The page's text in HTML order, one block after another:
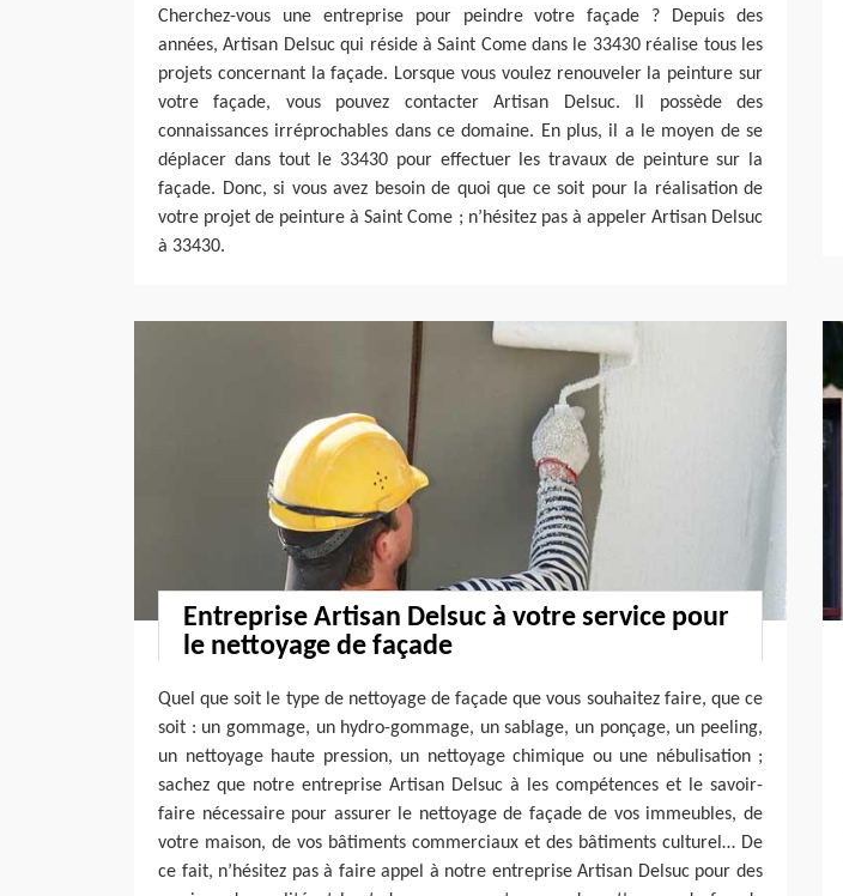
Cherchez-vous une entreprise pour peindre votre façade ? Depuis des
années, Artisan Delsuc qui réside à Saint Come dans le 33430 réalise tous les
projets concernant la façade. Lorsque vous voulez renouveler la peinture sur
votre façade, vous pouvez contacter Artisan Delsuc. Il possède des
connaissances irréprochables dans ce domaine. En plus, il a le moyen de se
déplacer dans tout le 33430 pour effectuer les travaux de peinture sur la
façade. Donc, si vous avez besoin de quoi que ce soit pour la réalisation de
votre projet de peinture à Saint Come ; n’hésitez pas à appeler Artisan Delsuc
à 33430.
Entreprise Artisan Delsuc à votre service pour
le nettoyage de façade
Quel que soit le type de nettoyage de façade que vous souhaitez faire, que ce
soit : un gommage, un hydro-gommage, un sablage, un ponçage, un peeling,
un nettoyage haute pression, un nettoyage chimique ou une nébulisation ;
sachez que notre entreprise Artisan Delsuc à les compétences et le savoir-
faire nécessaire pour assurer le nettoyage de façade de vos immeubles, de
votre maison, de vos bâtiments commerciaux et des bâtiments culturel… De
ce fait, n’hésitez pas à faire appel à notre entreprise Artisan Delsuc pour des